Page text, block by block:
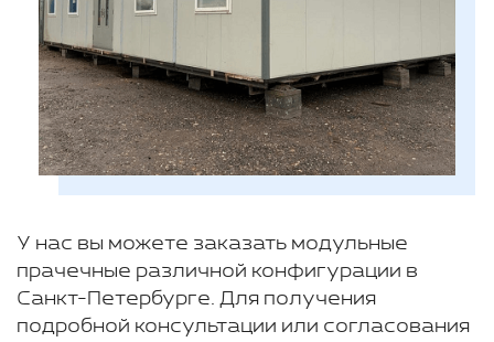
У нас вы можете заказать модульные
прачечные различной конфигурации в
Санкт-Петербурге. Для получения
подробной консультации или согласования